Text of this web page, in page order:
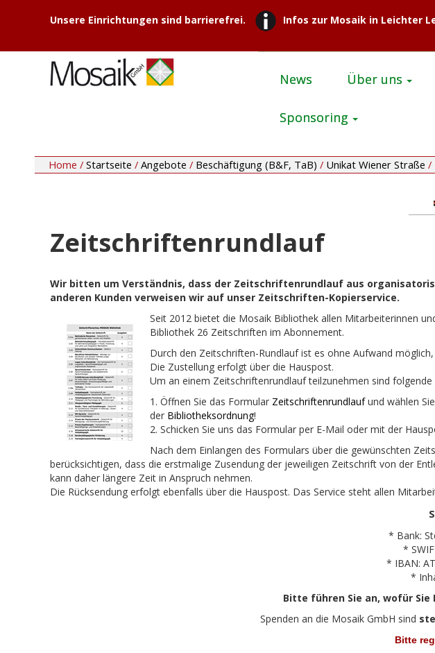
Unsere Einrichtungen sind barrierefrei. Infos zur Mosaik in Leichter
News Über uns
Sponsoring
Home / Startseite / Angebote / Beschäftigung (B&F, TaB) / Unikat Wiener Straße /
Zeitschriftenrundlauf
Wir bitten um Verständnis, dass der Zeitschriftenrundlauf aus
anderen Kunden verweisen wir auf unser Zeitschriften-Kopierservice.
Seit 2012 bietet die Mosaik Bibliothek allen Mitarbeiterinnen
Bibliothek 26 Zeitschriften im Abonnement.
Durch den Zeitschriften-Rundlauf ist es ohne Aufwand
Die Zustellung erfolgt über die Hauspost.
Um an einem Zeitschriftenrundlauf teilzunehmen sind
1. Öffnen Sie das Formular Zeitschriftenrundlaufund wählen
der Bibliotheksordnung!
2. Schicken Sie uns das Formular per E-Mail oder mit der
Nach dem Einlangen des Formulars über die gewünschten
berücksichtigen, dass die erstmalige Zusendung der jeweiligen Zeitschrift von der
kann daher längere Zeit in Anspruch nehmen.
Die Rücksendung erfolgt ebenfalls über die Hauspost. Das Service steht allen
* Bank:
*
* IBAN:
*
Bitte führen Sie an, wofür
Spenden an die Mosaik GmbH sind
Bitte